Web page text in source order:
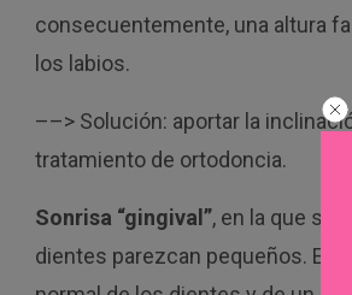
consecuentemente, una altura
los labios.
––> Solución: aportar la
tratamiento de ortodoncia.
Sonrisa “gingival”, en la que se
dientes parezcan pequeños.